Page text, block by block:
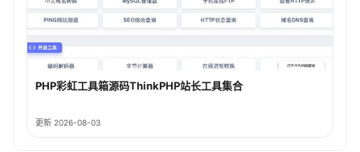
PHP彩虹工具箱源码ThinkPHP站长工具集合
更新 2026-08-03